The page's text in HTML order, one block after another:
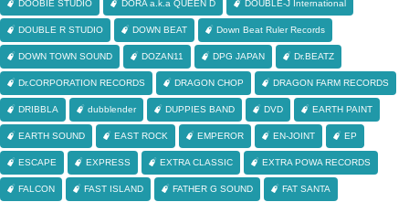
DOOBIE STUDIO DORA a.k.a QUEEN D DOUBLE-J International
DOUBLE R STUDIO DOWN BEAT Down Beat Ruler Records
DOWN TOWN SOUND DOZAN11 DPG JAPAN Dr.BEATZ
Dr.CORPORATION RECORDS DRAGON CHOP DRAGON FARM RECORDS
DRIBBLA dubblender DUPPIES BAND DVD EARTH PAINT
EARTH SOUND EAST ROCK EMPEROR EN-JOINT EP
ESCAPE EXPRESS EXTRA CLASSIC EXTRA POWA RECORDS
FALCON FAST ISLAND FATHER G SOUND FAT SANTA